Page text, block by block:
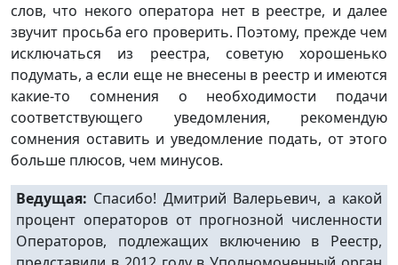
слов, что некого оператора нет в реестре, и далее
звучит просьба его проверить. Поэтому, прежде чем
исключаться из реестра, советую хорошенько
подумать, а если еще не внесены в реестр и имеются
какие-то сомнения о необходимости подачи
соответствующего уведомления, рекомендую
сомнения оставить и уведомление подать, от этого
больше плюсов, чем минусов.
Ведущая: Спасибо! Дмитрий Валерьевич, а какой
процент операторов от прогнозной численности
Операторов, подлежащих включению в Реестр,